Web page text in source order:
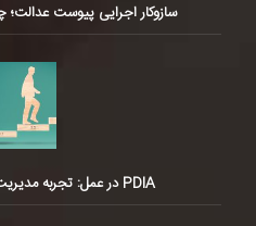
سازوکار اجرایی پیوست عدالت؛
PDIA در عمل: تجربه مدیریت تعارض منافع در ایران